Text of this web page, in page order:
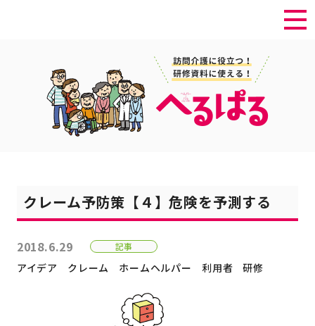
クレーム予防策【４】危険を予測する
2018.6.29 記事
アイデア クレーム ホームヘルパー 利用者 研修